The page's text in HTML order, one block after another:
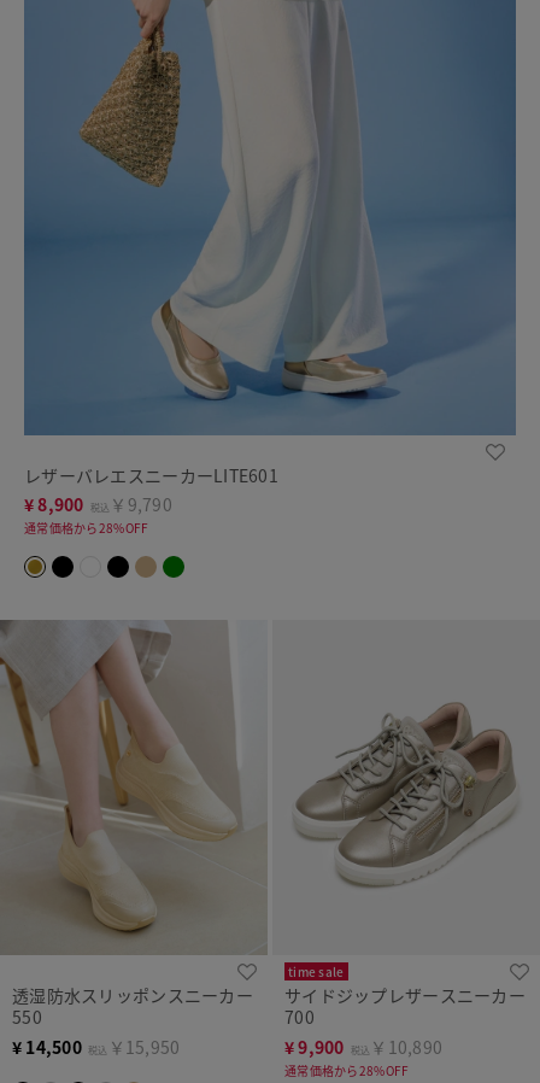
レザーバレエスニーカーLITE601
¥8,900 税込 ￥9,790
通常価格から28%OFF
透湿防水スリッポンスニーカー
550
¥ 14,500 税込 ￥15,950
time sale
サイドジップレザースニーカー
700
¥9,900 税込 ￥10,890
通常価格から28%OFF